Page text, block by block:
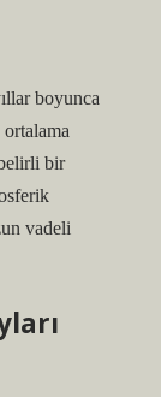
boyunca
bir
vadeli